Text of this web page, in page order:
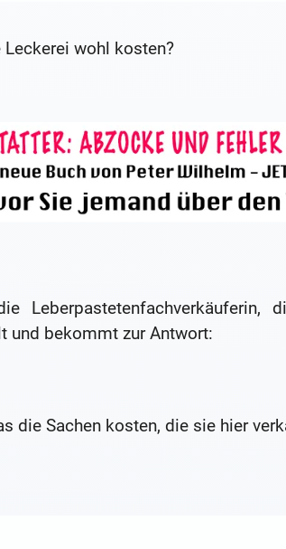
wohl kosten?
Leberpastetenfachverkäuferin,
und bekommt zur Antwort:
die Sachen kosten, die sie hier